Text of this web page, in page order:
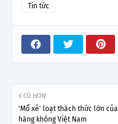
Tin tức
CŨ HƠN
'Mổ xẻ' loạt thách thức lớn của
hàng không Việt Nam